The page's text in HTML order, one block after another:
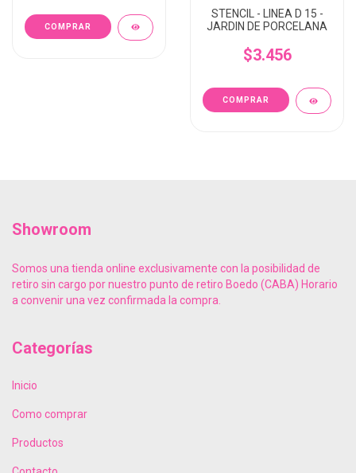
STENCIL - LINEA D 15 -
JARDIN DE PORCELANA
$3.456
Showroom
Somos una tienda online exclusivamente con la posibilidad de
retiro sin cargo por nuestro punto de retiro Boedo (CABA) Horario
a convenir una vez confirmada la compra.
Categorías
Inicio
Como comprar
Productos